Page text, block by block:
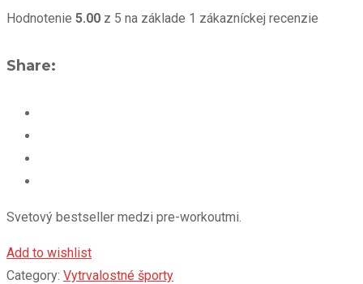
Hodnotenie 5.00 z 5 na základe 1 zákazníckej recenzie
Share:
Svetový bestseller medzi pre-workoutmi.
Add to wishlist
Category: Vytrvalostné športy